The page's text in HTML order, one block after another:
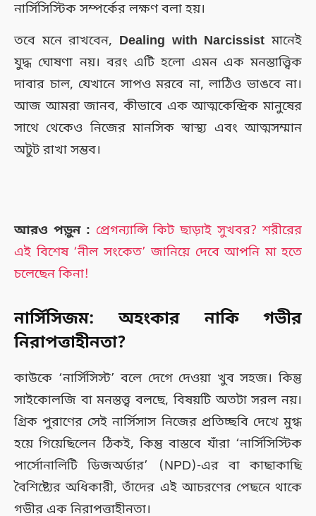
নার্সিসিস্টিক সম্পর্কের লক্ষণ বলা হয়।
তবে মনে রাখবেন, Dealing with Narcissist মানেই
যুদ্ধ ঘোষণা নয়। বরং এটি হলো এমন এক মনস্তাত্ত্বিক
দাবার চাল, যেখানে সাপও মরবে না, লাঠিও ভাঙবে না।
আজ আমরা জানব, কীভাবে এক আত্মকেন্দ্রিক মানুষের
সাথে থেকেও নিজের মানসিক স্বাস্থ্য এবং আত্মসম্মান
অটুট রাখা সম্ভব।
আরও পড়ুন : প্রেগন্যান্সি কিট ছাড়াই সুখবর? শরীরের
এই বিশেষ ‘নীল সংকেত’ জানিয়ে দেবে আপনি মা হতে
চলেছেন কিনা!
নার্সিসিজম: অহংকার নাকি গভীর
নিরাপত্তাহীনতা?
কাউকে ‘নার্সিসিস্ট’ বলে দেগে দেওয়া খুব সহজ। কিন্তু
সাইকোলজি বা মনস্তত্ত্ব বলছে, বিষয়টি অতটা সরল নয়।
গ্রিক পুরাণের সেই নার্সিসাস নিজের প্রতিচ্ছবি দেখে মুগ্ধ
হয়ে গিয়েছিলেন ঠিকই, কিন্তু বাস্তবে যাঁরা ‘নার্সিসিস্টিক
পার্সোনালিটি ডিজঅর্ডার’ (NPD)-এর বা কাছাকাছি
বৈশিষ্ট্যের অধিকারী, তাঁদের এই আচরণের পেছনে থাকে
গভীর এক নিরাপত্তাহীনতা।